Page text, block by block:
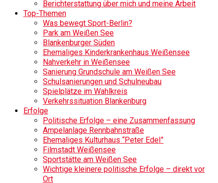
Berichterstattung über mich und meine Arbeit
Top-Themen
Was bewegt Sport-Berlin?
Park am Weißen See
Blankenburger Süden
Ehemaliges Kinderkrankenhaus Weißensee
Nahverkehr in Weißensee
Sanierung Grundschule am Weißen See
Schulsanierungen und Schulneubau
Spielplätze im Wahlkreis
Verkehrssituation Blankenburg
Erfolge
Politische Erfolge – eine Zusammenfassung
Ampelanlage Rennbahnstraße
Ehemaliges Kulturhaus “Peter Edel”
Filmstadt Weißensee
Sportstätte am Weißen See
Wichtige kleinere politische Erfolge – direkt vor
Ort